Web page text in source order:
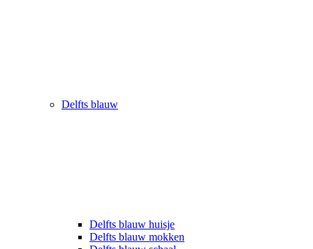
Delfts blauw
Delfts blauw huisje
Delfts blauw mokken